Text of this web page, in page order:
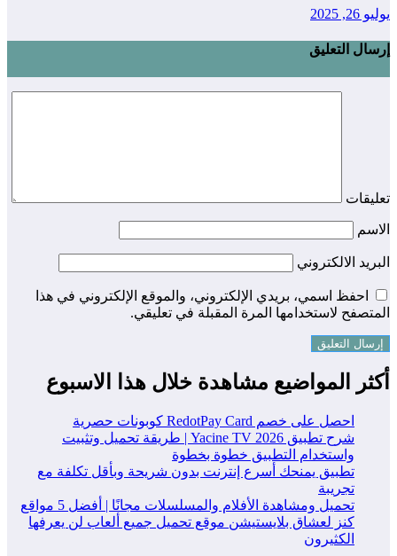
يوليو 26, 2025
إرسال التعليق
تعليقات
الاسم
البريد الالكتروني
احفظ اسمي، بريدي الإلكتروني، والموقع الإلكتروني في هذا
المتصفح لاستخدامها المرة المقبلة في تعليقي.
أكثر المواضيع مشاهدة خلال هذا الاسبوع
احصل على خصم RedotPay Card كوبونات حصرية
شرح تطبيق Yacine TV 2026 | طريقة تحميل وتثبيت
واستخدام التطبيق خطوة بخطوة
تطبيق يمنحك أسرع إنترنت بدون شريحة وبأقل تكلفة مع
تجريبة
تحميل ومشاهدة الأفلام والمسلسلات مجانًا | أفضل 5 مواقع
كنز لعشاق بلايستيشن موقع تحميل جميع ألعاب لن يعرفها
الكثيرون